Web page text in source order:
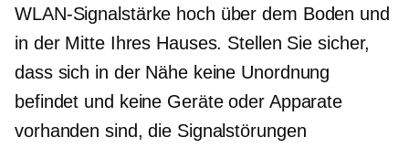
WLAN-Signalstärke hoch über dem Boden und
in der Mitte Ihres Hauses. Stellen Sie sicher,
dass sich in der Nähe keine Unordnung
befindet und keine Geräte oder Apparate
vorhanden sind, die Signalstörungen